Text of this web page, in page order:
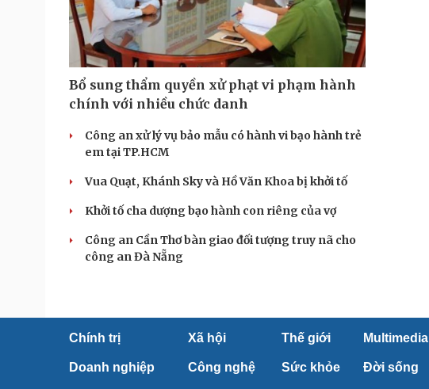
Bổ sung thẩm quyền xử phạt vi phạm hành
chính với nhiều chức danh
Công an xử lý vụ bảo mẫu có hành vi bạo hành trẻ
em tại TP.HCM
Vua Quạt, Khánh Sky và Hồ Văn Khoa bị khởi tố
Khởi tố cha dượng bạo hành con riêng của vợ
Công an Cần Thơ bàn giao đối tượng truy nã cho
công an Đà Nẵng
Chính trị Xã hội Thế giới Multimedia
Doanh nghiệp Công nghệ Sức khỏe Đời sống